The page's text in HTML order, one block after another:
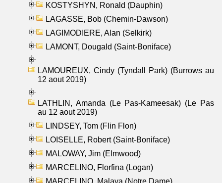
KOSTYSHYN, Ronald (Dauphin)
LAGASSE, Bob (Chemin-Dawson)
LAGIMODIERE, Alan (Selkirk)
LAMONT, Dougald (Saint-Boniface)
LAMOUREUX, Cindy (Tyndall Park) (Burrows au
12 aout 2019)
LATHLIN, Amanda (Le Pas-Kameesak) (Le Pas
au 12 aout 2019)
LINDSEY, Tom (Flin Flon)
LOISELLE, Robert (Saint-Boniface)
MALOWAY, Jim (Elmwood)
MARCELINO, Florfina (Logan)
MARCELINO, Malaya (Notre Dame)